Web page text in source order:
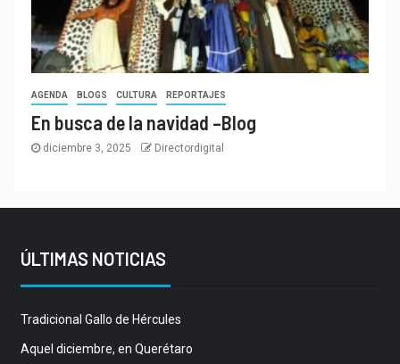
AGENDA BLOGS CULTURA REPORTAJES
En busca de la navidad –Blog
diciembre 3, 2025 Directordigital
ÚLTIMAS NOTICIAS
Tradicional Gallo de Hércules
Aquel diciembre, en Querétaro